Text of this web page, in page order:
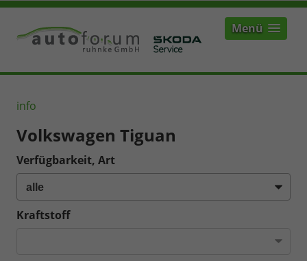
Menü
info
Volkswagen Tiguan
Verfügbarkeit, Art
Kraftstoff